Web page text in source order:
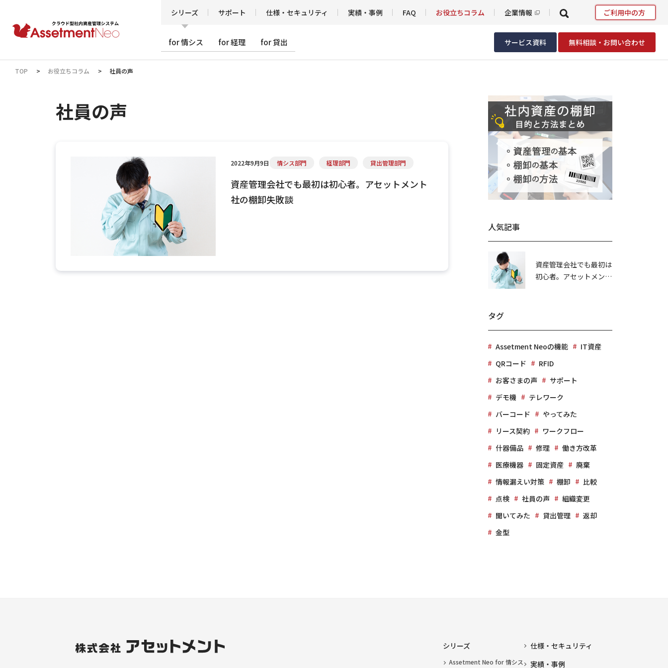
シリーズ サポート 仕様・セキュリティ 実績・事例 FAQ お役立ちコラム 企業情報 ご利用中の方
for 情シス for 経理 for 貸出 サービス資料 無料相談・お問い合わせ
TOP お役立ちコラム 社員の声
社員の声
2022年9月9日 情シス部門 経理部門 貸出管理部門
資産管理会社でも最初は初心者。アセットメント
社の棚卸失敗談
人気記事
資産管理会社でも最初は
初心者。アセットメント
タグ
Assetment Neoの機能
IT資産
QRコード
RFID
お客さまの声
サポート
デモ機
テレワーク
バーコード
やってみた
リース契約
ワークフロー
什器備品
修理
働き方改革
医療機器
固定資産
廃棄
情報漏えい対策
棚卸
比較
点検
社員の声
組織変更
聞いてみた
貸出管理
返却
金型
シリーズ
Assetment Neo for 情シス
仕様・セキュリティ
実績・事例